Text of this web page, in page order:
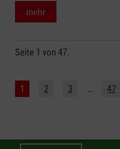
mehr
Seite 1 von 47.
1 2 3 … 47